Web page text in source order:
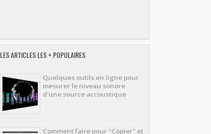
LES ARTICLES LES + POPULAIRES
Quelques outils en ligne pour
mesurer le niveau sonore
d'une source accoustique
Comment faire pour "Copier" et